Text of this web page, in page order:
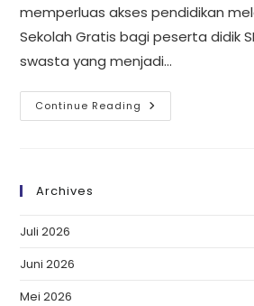
memperluas akses pendidikan
Sekolah Gratis bagi peserta didik
swasta yang menjadi…
Continue Reading
Archives
Juli 2026
Juni 2026
Mei 2026